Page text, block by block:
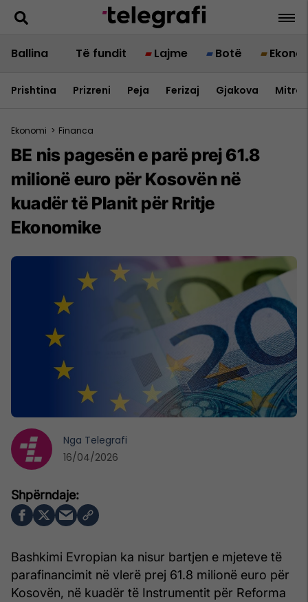
Ballina Të fundit Lajme Botë
Prishtina Prizreni Peja Ferizaj Gjakova
Ekonomi > Financa
BE nis pagesën e parë prej 61.8
milionë euro për Kosovën në
kuadër të Planit për Rritje
Ekonomike
Bashkimi Evropian ka nisur bartjen e mjeteve të
parafinancimit në vlerë prej 61.8 milionë euro për
Kosovën, në kuadër të Instrumentit për Reforma
Nga Telegrafi
16/04/2026